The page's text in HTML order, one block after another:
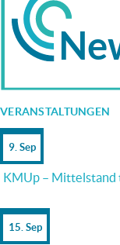
VERANSTALTUNGEN
9. Sep
KMUp –
15. Sep